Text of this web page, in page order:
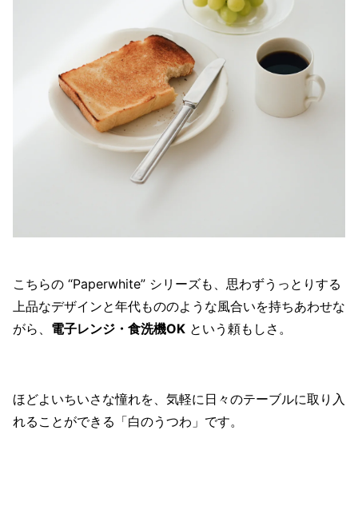
こちらの “Paperwhite” シリーズも、思わずうっとりする
上品なデザインと年代もののような風合いを持ちあわせな
がら、 電子レンジ・食洗機OK という頼もしさ。
ほどよいちいさな憧れを、気軽に日々のテーブルに取り入
れることができる「白のうつわ」です。